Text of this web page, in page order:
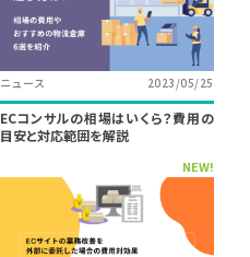
ニュース 2023/05/25
ECコンサルの相場はいくら？費用の
目安と対応範囲を解説
NEW!